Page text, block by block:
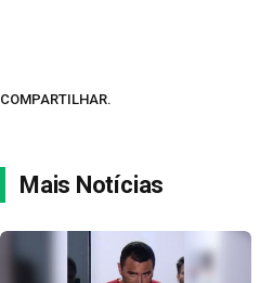
COMPARTILHAR.
Mais Notícias